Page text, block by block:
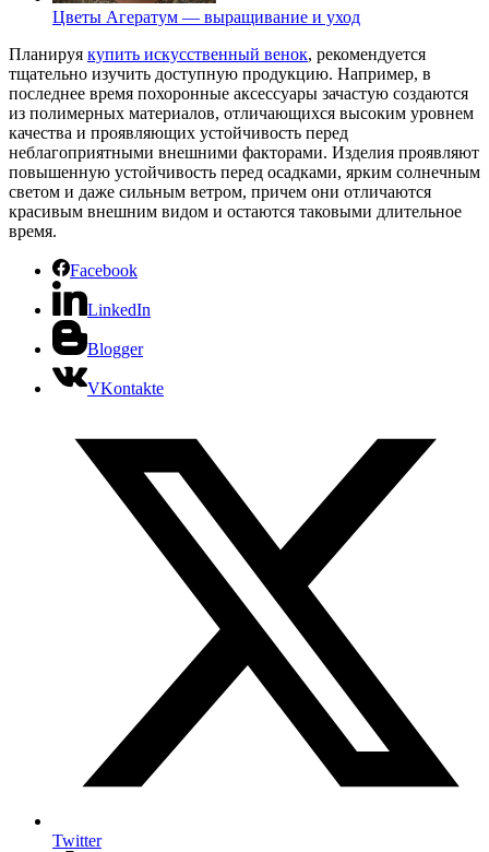
Цветы Агератум — выращивание и уход
Планируя купить искусственный венок, рекомендуется
тщательно изучить доступную продукцию. Например, в
последнее время похоронные аксессуары зачастую создаются
из полимерных материалов, отличающихся высоким уровнем
качества и проявляющих устойчивость перед
неблагоприятными внешними факторами. Изделия проявляют
повышенную устойчивость перед осадками, ярким солнечным
светом и даже сильным ветром, причем они отличаются
красивым внешним видом и остаются таковыми длительное
время.
Facebook
LinkedIn
Blogger
VKontakte
Twitter